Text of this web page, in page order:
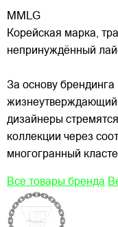
MMLG
Корейская марка,
непринуждённый
За основу
жизнеутверждающий
дизайнеры
коллекции через
многогранный
Все товары бренда